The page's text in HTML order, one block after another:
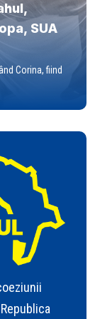
SUA
Corina, fiind